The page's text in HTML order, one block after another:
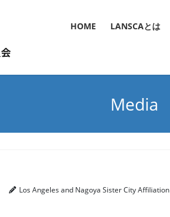
HOME LANSCAとは
Media
Los Angeles and Nagoya Sister City Affiliation